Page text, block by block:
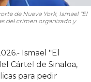
de Nueva York, Ismael "El
del crimen organizado y
Ismael "El
Cártel de Sinaloa,
para pedir